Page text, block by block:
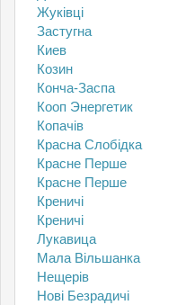
Жуківці
Застугна
Киев
Козин
Конча-Заспа
Кооп Энергетик
Копачів
Красна Слобідка
Красне Перше
Красне Перше
Креничі
Креничі
Лукавица
Мала Вільшанка
Нещерів
Нові Безрадичі